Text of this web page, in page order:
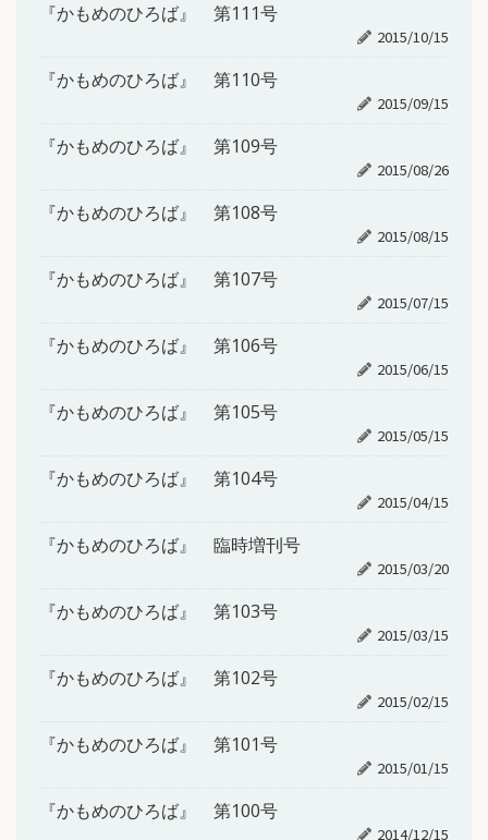
『かもめのひろば』 第111号
2015/10/15
『かもめのひろば』 第110号
2015/09/15
『かもめのひろば』 第109号
2015/08/26
『かもめのひろば』 第108号
2015/08/15
『かもめのひろば』 第107号
2015/07/15
『かもめのひろば』 第106号
2015/06/15
『かもめのひろば』 第105号
2015/05/15
『かもめのひろば』 第104号
2015/04/15
『かもめのひろば』 臨時増刊号
2015/03/20
『かもめのひろば』 第103号
2015/03/15
『かもめのひろば』 第102号
2015/02/15
『かもめのひろば』 第101号
2015/01/15
『かもめのひろば』 第100号
2014/12/15